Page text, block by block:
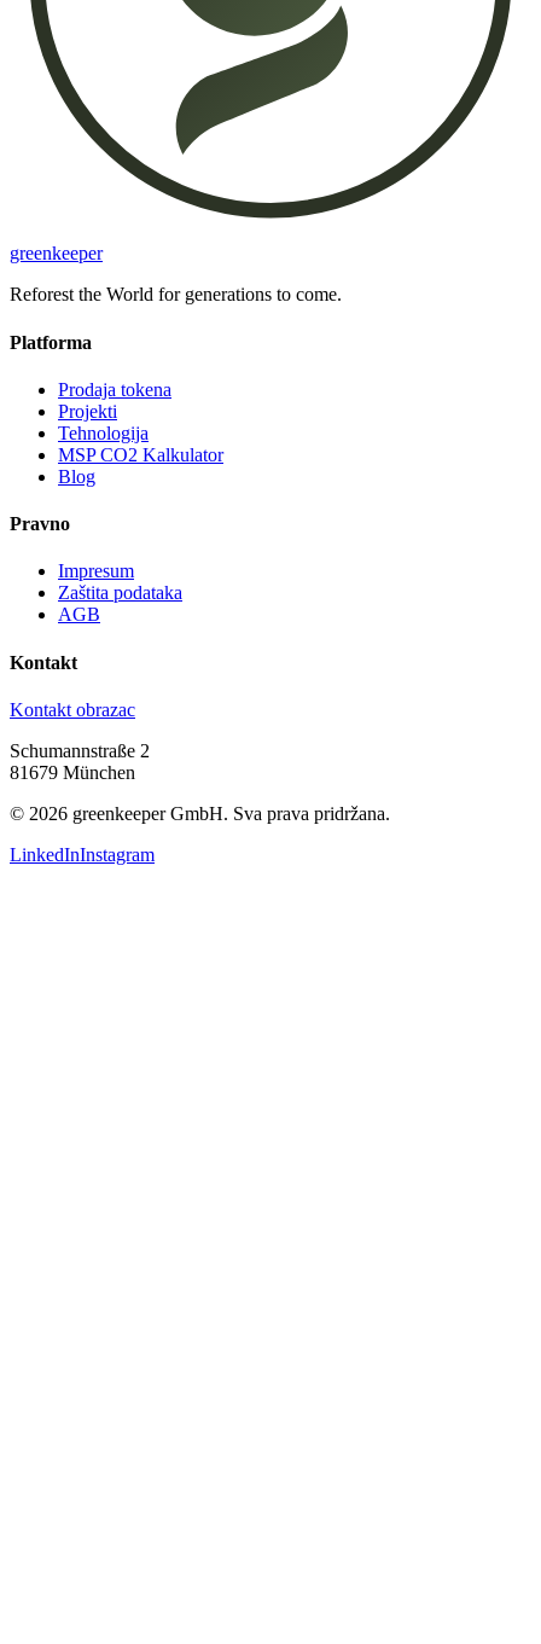
greenkeeper
Reforest the World for generations to come.
Platforma
Prodaja tokena
Projekti
Tehnologija
MSP CO2 Kalkulator
Blog
Pravno
Impresum
Zaštita podataka
AGB
Kontakt
Kontakt obrazac
Schumannstraße 2
81679 München
© 2026 greenkeeper GmbH. Sva prava pridržana.
LinkedInInstagram